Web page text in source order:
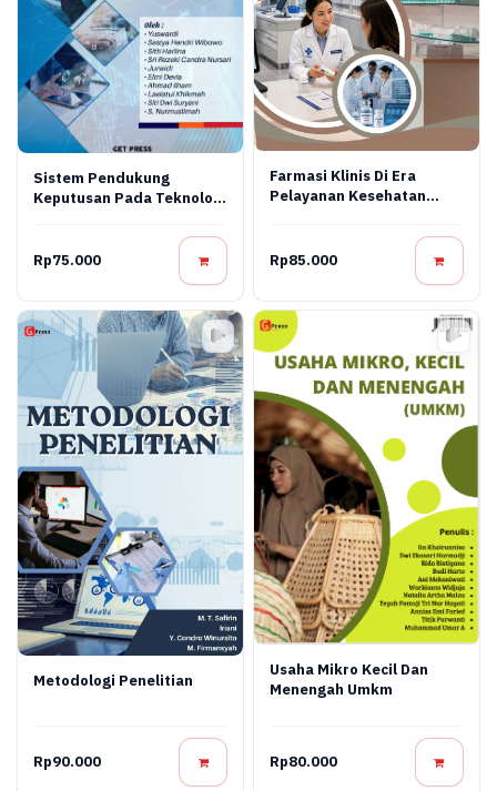
Sistem Pendukung
Keputusan Pada Teknologi
Rp75.000
Farmasi Klinis Di Era
Pelayanan Kesehatan
Rp85.000
Metodologi Penelitian
Rp90.000
Usaha Mikro Kecil Dan
Menengah Umkm
Rp80.000